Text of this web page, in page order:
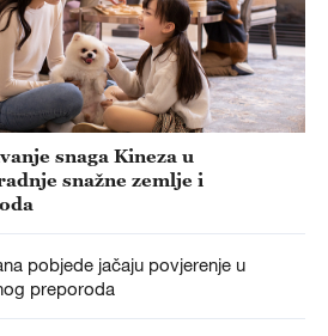
snaga Kineza u
snažne zemlje i
pobjede jačaju povjerenje u
preporoda